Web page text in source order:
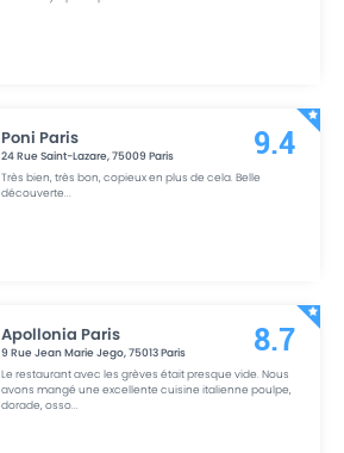
Poni Paris
24 Rue Saint-Lazare,75009 Paris
Très bien, très bon, copieux en plus de cela. Belle
découverte...
9.4
Apollonia Paris
9 Rue Jean Marie Jego,75013Paris
Le restaurant avec les grèves était presque vide. Nous
avons mangé une excellente cuisine italienne poulpe,
dorade, osso...
8.7